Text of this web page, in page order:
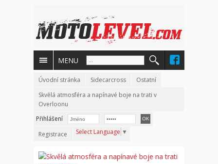
MENU
Úvodní stránka Sidecarcross
Ostatní
Skvělá atmosféra a napínavé boje na trati v
Overloonu
Přihlášení
Registrace
Select Language ▼